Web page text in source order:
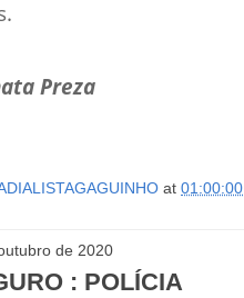
Preza
at 01:00:00
de 2020
: POLÍCIA